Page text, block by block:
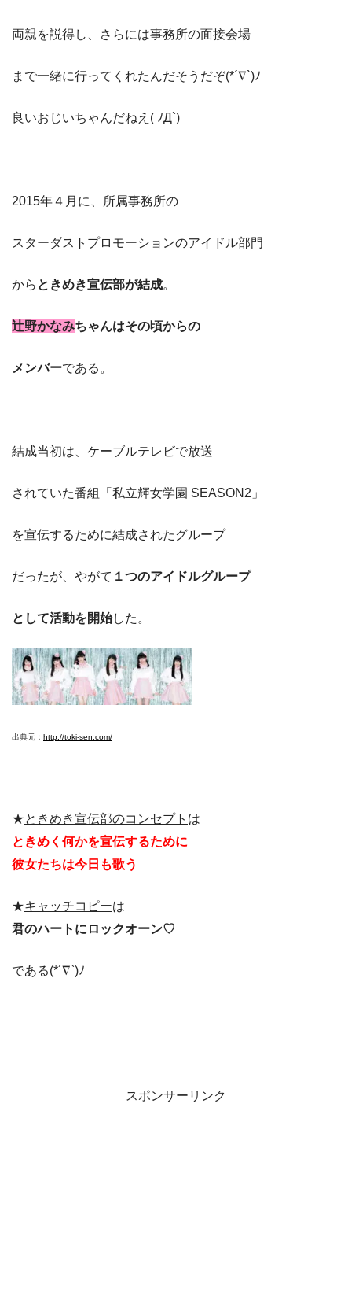
両親を説得し、さらには事務所の面接会場
まで一緒に行ってくれたんだそうだぞ(*´∇`)ﾉ
良いおじいちゃんだねえ( ﾉД`)
2015年４月に、所属事務所の
スターダストプロモーションのアイドル部門
から ときめき宣伝部が結成。
辻野かなみちゃんはその頃からの
メンバーである。
結成当初は、ケーブルテレビで放送
されていた番組「私立輝女学園 SEASON2」
を宣伝するために結成されたグループ
だったが、やがて １つのアイドルグループ
として活動を開始した。
出典元： http://toki-sen.com/
★ときめき宣伝部のコンセプト は
ときめく何かを宣伝するために
彼女たちは今日も歌う
★キャッチコピーは
君のハートにロックオーン♡
である(*´∇`)ﾉ
スポンサーリンク